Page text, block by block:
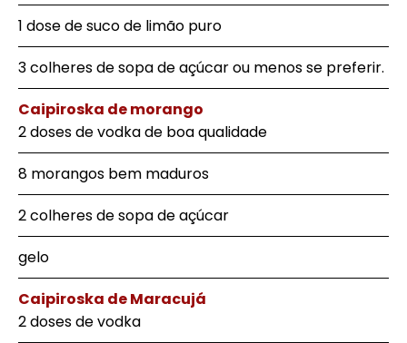
1 dose de suco de limão puro
3 colheres de sopa de açúcar ou menos se preferir.
Caipiroska de morango
2 doses de vodka de boa qualidade
8 morangos bem maduros
2 colheres de sopa de açúcar
gelo
Caipiroska de Maracujá
2 doses de vodka